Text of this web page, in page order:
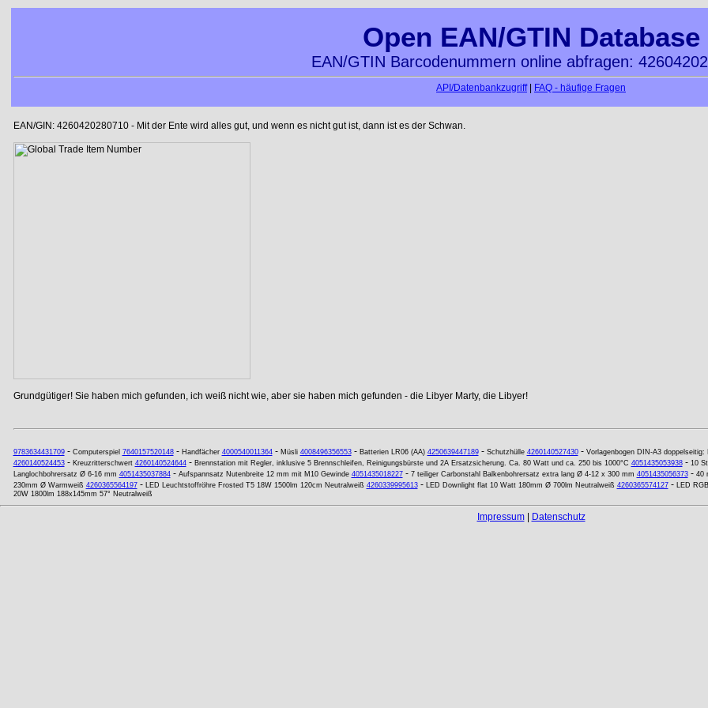
Open EAN/GTIN Database
EAN/GTIN Barcodenummern online abfragen:
API/Datenbankzugriff| FAQ - häufige Fragen
EAN/GIN: 4260420280710 - Mit der Ente wird alles gut, und wenn es nicht gut ist, dann ist es der Schwan.
Grundgütiger! Sie haben mich gefunden, ich weiß nicht wie, aber sie haben mich gefunden - die Libyer Marty, die Libyer!
9783634431709- Computerspiel 7640157520148- Handfächer 4000540011364- Müsli 4008496356553- Batterien LR06 (AA) 4250639447189- Schutzhülle 4260140527430- Vorlagenbogen DIN-A3 doppelseitig:
4260140524453- Kreuzritterschwert 4260140524644- Brennstation mit Regler, inklusive 5 Brennschleifen, Reinigungsbürste und 2A Ersatzsicherung. Ca. 80 Watt und ca. 250 bis 1000°C 4051435053938- 10
Langlochbohrersatz Ø 6-16 mm 4051435037884- Aufspannsatz Nutenbreite 12 mm mit M10 Gewinde 4051435018227- 7 teiliger Carbonstahl Balkenbohrersatz extra lang Ø 4-12 x 300 mm 4051435056373- 40
230mm Ø Warmweiß 4260365564197- LED Leuchtstoffröhre Frosted T5 18W 1500lm 120cm Neutralweiß 4260339995613- LED Downlight flat 10 Watt 180mm Ø 700lm Neutralweiß 4260365574127- LED
20W 1800lm 188x145mm 57° Neutralweiß
Impressum| Datenschutz